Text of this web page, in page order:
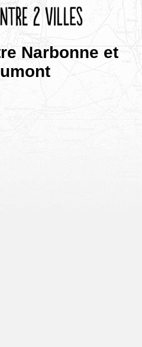
Narbonne et